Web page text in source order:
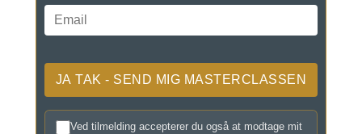
Ved tilmelding accepterer du også at modtage mit